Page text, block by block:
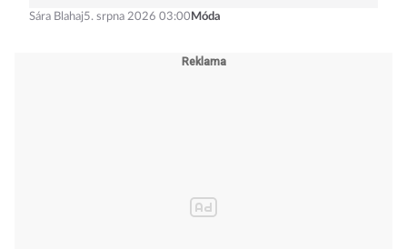
Sára Blahaj5. srpna 2026 03:00 Móda